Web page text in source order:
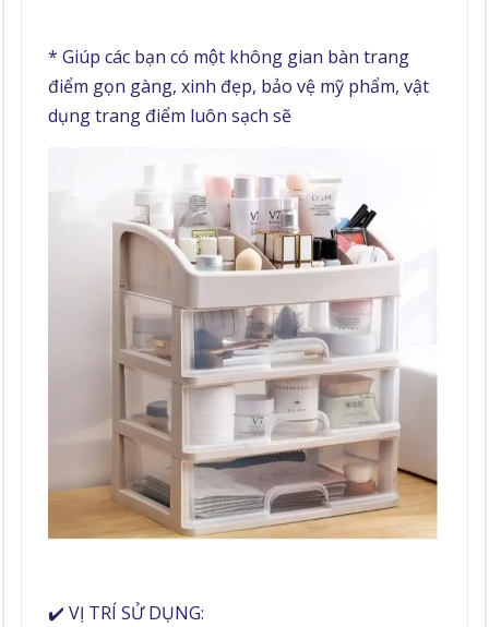
* Giúp các bạn có một không gian bàn trang
điểm gọn gàng, xinh đẹp, bảo vệ mỹ phẩm, vật
dụng trang điểm luôn sạch sẽ
✔️ VỊ TRÍ SỬ DỤNG: